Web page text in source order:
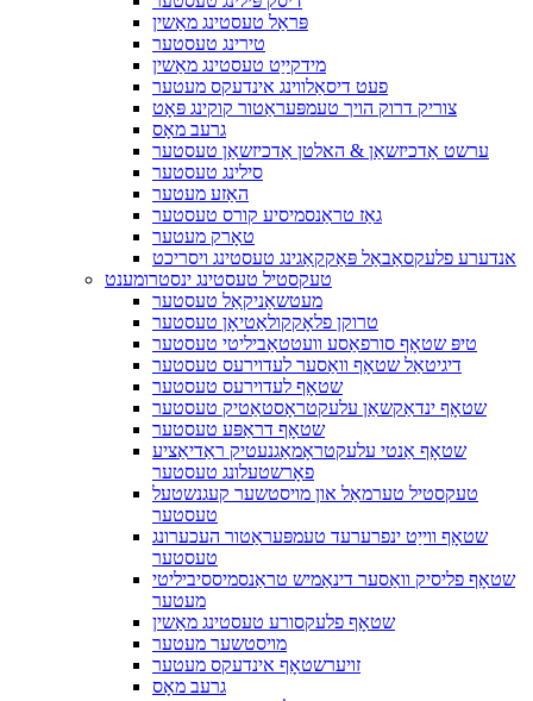
פּראַל טעסטינג מאַשין
טירינג טעסטער
מידקייַט טעסטינג מאַשין
פעט דיסאַלווינג אינדעקס מעטער
צוריק דרוק הויך טעמפּעראַטור קוקינג פּאָט
גרעב מאָס
ערשט אַדכיזשאַן & האלטן אַדכיזשאַן טעסטער
סילינג טעסטער
האַזע מעטער
גאַז טראַנסמיסיע קורס טעסטער
טאָרק מעטער
אנדערע פלעקסאַבאַל פּאַקקאַגינג טעסטינג ויסריכט
טעקסטיל טעסטינג ינסטרומענט
מעטשאַניקאַל טעסטער
טרוקן פלאָקקולאַטיאָן טעסטער
טיפּ שטאָף סורפאַסע וועטטאַביליטי טעסטער
דיגיטאַל שטאָף וואַסער לעדוירעס טעסטער
שטאָף לעדוירעס טעסטער
שטאָף ינדאַקשאַן עלעקטראָסטאַטיק טעסטער
שטאָף דראַפּע טעסטער
שטאָף אַנטי עלעקטראָמאַגנעטיק ראַדיאַציע
פאָרשטעלונג טעסטער
טעקסטיל טערמאַל און מויסטשער קעגנשטעל
טעסטער
שטאָף ווייַט ינפרערעד טעמפּעראַטור העכערונג
טעסטער
שטאָף פליסיק וואַסער דינאַמיש טראַנסמיססיביליטי
מעטער
שטאָף פלעקסורע טעסטינג מאַשין
מויסטשער מעטער
זויערשטאָף אינדעקס מעטער
גרעב מאָס